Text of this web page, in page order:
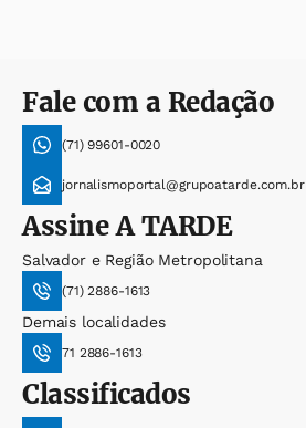
Fale com a Redação
(71) 99601-0020
jornalismoportal@grupoatarde.com.br
AssineA TARDE
Salvador e Região Metropolitana
(71) 2886-1613
Demais localidades
71 2886-1613
Classificados